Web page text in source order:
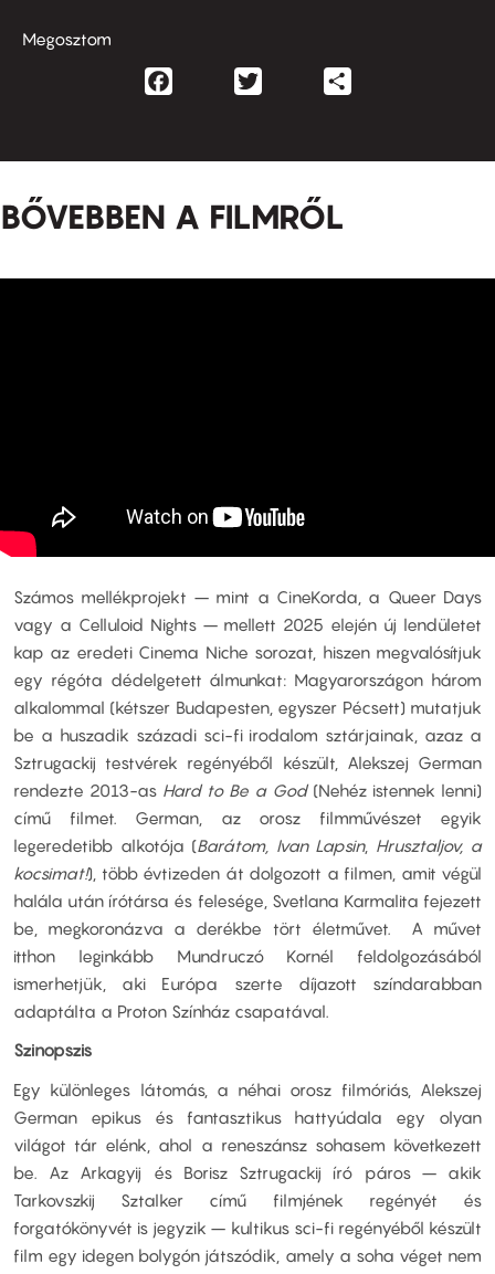
Megosztom
Facebook
BŐVEBBEN A FILMRŐL
Számos mellékprojekt – mint a CineKorda, a Queer Days
vagy a Celluloid Nights – mellett 2025 elején új lendületet
kap az eredeti Cinema Niche sorozat, hiszen megvalósítjuk
egy régóta dédelgetett álmunkat: Magyarországon három
alkalommal (kétszer Budapesten, egyszer Pécsett) mutatjuk
be a huszadik századi sci-fi irodalom sztárjainak, azaz a
Sztrugackij testvérek regényéből készült, Alekszej German
rendezte 2013-as Hard to Be a God(Nehéz istennek lenni)
című filmet. German, az orosz filmművészet egyik
legeredetibb alkotója (Barátom, Ivan Lapsin, Hrusztaljov, a
kocsimat!), több évtizeden át dolgozott a filmen, amit végül
halála után írótársa és felesége, Svetlana Karmalita fejezett
be, megkoronázva a derékbe tört életművet. A művet
itthon leginkább Mundruczó Kornél feldolgozásából
ismerhetjük, aki Európa szerte díjazott színdarabban
adaptálta a Proton Színház csapatával.
Szinopszis
Egy különleges látomás, a néhai orosz filmóriás, Alekszej
German epikus és fantasztikus hattyúdala egy olyan
világot tár elénk, ahol a reneszánsz sohasem következett
be. Az Arkagyij és Borisz Sztrugackij író páros – akik
Tarkovszkij Sztalker című filmjének regényét és
forgatókönyvét is jegyzik – kultikus sci-fi regényéből készült
film egy idegen bolygón játszódik, amely a soha véget nem